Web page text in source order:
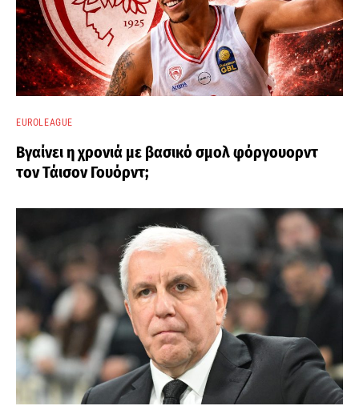
EUROLEAGUE
Βγαίνει η χρονιά με βασικό σμολ φόργουορντ
τον Τάισον Γουόρντ;